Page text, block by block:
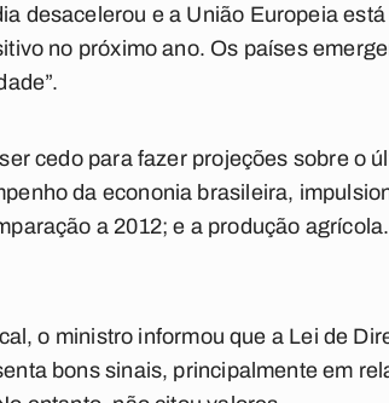
desacelerou e a União Europeia
no próximo ano. Os países
cedo para fazer projeções sobre o
da econonia brasileira,
a 2012; e a produção
o ministro informou que a Lei de
bons sinais, principalmente em